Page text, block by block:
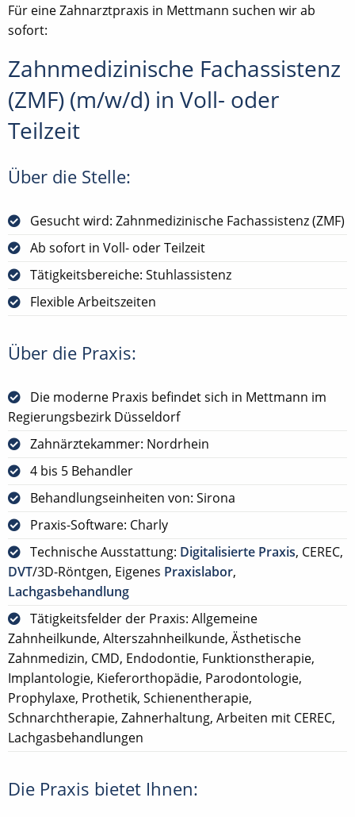
Für eine Zahnarztpraxis in Mettmann suchen wir ab
sofort:
Zahnmedizinische Fachassistenz
(ZMF) (m/w/d) in Voll- oder
Teilzeit
Über die Stelle:
Gesucht wird: Zahnmedizinische Fachassistenz (ZMF)
Ab sofort in Voll- oder Teilzeit
Tätigkeitsbereiche: Stuhlassistenz
Flexible Arbeitszeiten
Über die Praxis:
Die moderne Praxis befindet sich in Mettmann im
Regierungsbezirk Düsseldorf
Zahnärztekammer: Nordrhein
4 bis 5 Behandler
Behandlungseinheiten von: Sirona
Praxis-Software: Charly
Technische Ausstattung: Digitalisierte Praxis, CEREC,
DVT/3D-Röntgen, Eigenes Praxislabor,
Lachgasbehandlung
Tätigkeitsfelder der Praxis: Allgemeine
Zahnheilkunde, Alterszahnheilkunde, Ästhetische
Zahnmedizin, CMD, Endodontie, Funktionstherapie,
Implantologie, Kieferorthopädie, Parodontologie,
Prophylaxe, Prothetik, Schienentherapie,
Schnarchtherapie, Zahnerhaltung, Arbeiten mit CEREC,
Lachgasbehandlungen
Die Praxis bietet Ihnen: